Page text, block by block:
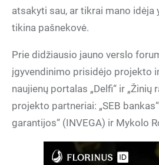
atsakyti sau, ar tikrai mano idėja
tikina pašnekovė.
įgyvendinimo prisidėjo projekto
naujienų portalas „Delfi“ ir „Žinių
projekto partneriai: „SEB
garantijos“ (INVEGA) ir Mykolo